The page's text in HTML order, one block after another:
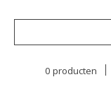
0 producten